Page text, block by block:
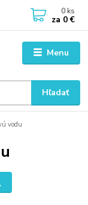
Menu
Hľadať
0 ks
za 0 €
vodu